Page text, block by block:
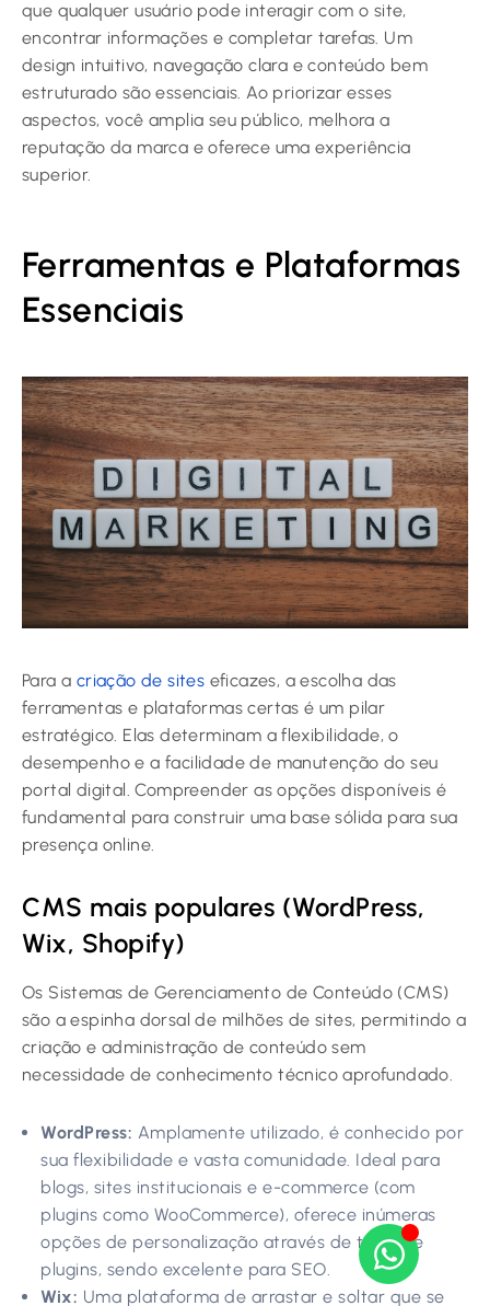
que qualquer usuário pode interagir com o site,
encontrar informações e completar tarefas. Um
design intuitivo, navegação clara e conteúdo bem
estruturado são essenciais. Ao priorizar esses
aspectos, você amplia seu público, melhora a
reputação da marca e oferece uma experiência
superior.
Ferramentas e Plataformas
Essenciais
Para a criação de sites eficazes, a escolha das
ferramentas e plataformas certas é um pilar
estratégico. Elas determinam a flexibilidade, o
desempenho e a facilidade de manutenção do seu
portal digital. Compreender as opções disponíveis é
fundamental para construir uma base sólida para sua
presença online.
CMS mais populares (WordPress,
Wix, Shopify)
Os Sistemas de Gerenciamento de Conteúdo (CMS)
são a espinha dorsal de milhões de sites, permitindo a
criação e administração de conteúdo sem
necessidade de conhecimento técnico aprofundado.
WordPress: Amplamente utilizado, é conhecido por
sua flexibilidade e vasta comunidade. Ideal para
blogs, sites institucionais e e-commerce (com
plugins como WooCommerce), oferece inúmeras
opções de personalização através de temas e
plugins, sendo excelente para SEO.
Wix: Uma plataforma de arrastar e soltar que se